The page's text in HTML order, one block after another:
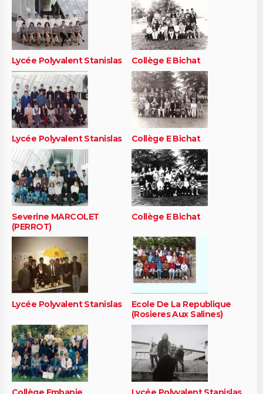
Lycée Polyvalent Stanislas Collège E Bichat
Lycée Polyvalent Stanislas Collège E Bichat
Severine MARCOLET
(PERROT)
Collège E Bichat
Lycée Polyvalent Stanislas
Ecole De La Republique
(Rosieres Aux Salines)